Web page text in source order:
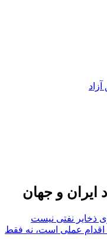
ایران و جهان
ذخایر نفتی نیست
اقدام عملی است، نه فقط